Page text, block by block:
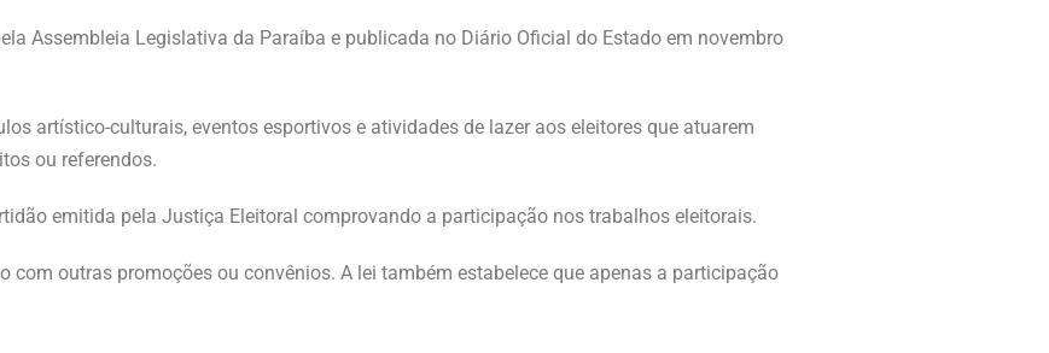
Assembleia Legislativa da Paraíba e publicada no Diário Oficial do Estado em novembro
artístico-culturais, eventos esportivos e atividades de lazer aos eleitores que atuarem
ou referendos.
emitida pela Justiça Eleitoral comprovando a participação nos trabalhos eleitorais.
com outras promoções ou convênios. A lei também estabelece que apenas a participação